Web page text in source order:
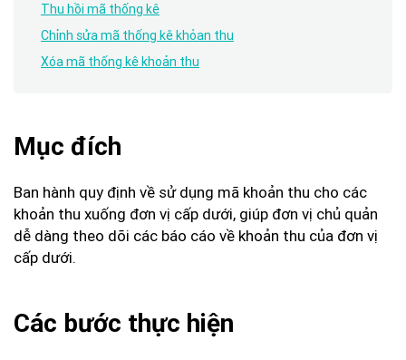
Thu hồi mã thống kê
Chỉnh sửa mã thống kê khỏan thu
Xóa mã thống kê khoản thu
Mục đích
Ban hành quy định về sử dụng mã khoản thu cho các
khoản thu xuống đơn vị cấp dưới, giúp đơn vị chủ quản
dễ dàng theo dõi các báo cáo về khoản thu của đơn vị
cấp dưới.
Các bước thực hiện